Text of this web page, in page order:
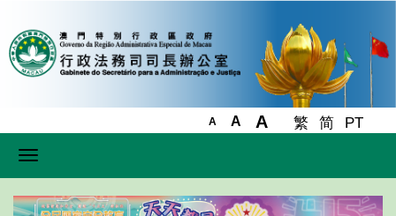
A A A 繁 简 PT
Toggle